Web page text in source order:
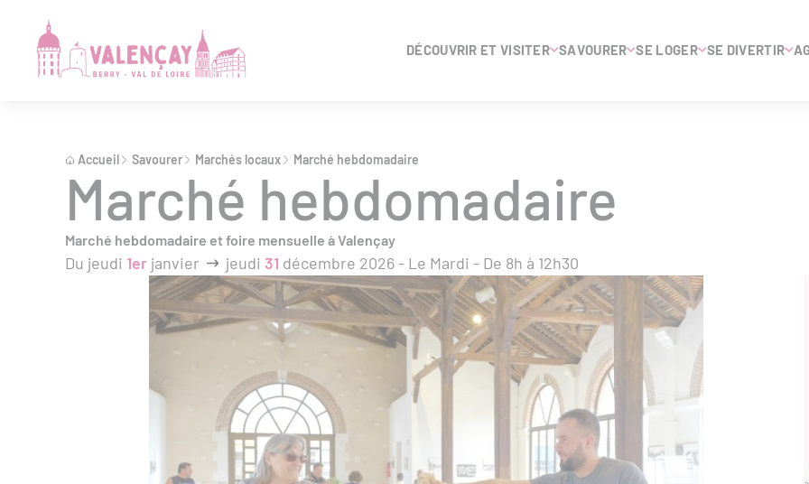
DÉCOUVRIR ET VISITER SAVOURER SE LOGER SE DIVERTIR
Accueil Savourer Marchés locaux Marché hebdomadaire
Marché hebdomadaire
Marché hebdomadaire et foire mensuelle à Valençay
Du jeudi 1er janvier jeudi 31 décembre 2026 - Le Mardi - De 8h à 12h30